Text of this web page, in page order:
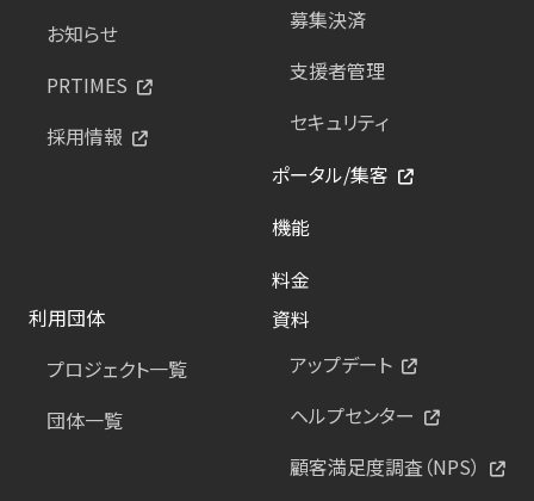
お知らせ
PRTIMES
採用情報
募集決済
支援者管理
セキュリティ
ポータル/集客
機能
料金
利用団体
プロジェクト一覧
団体一覧
資料
アップデート
ヘルプセンター
顧客満足度調査（NPS）